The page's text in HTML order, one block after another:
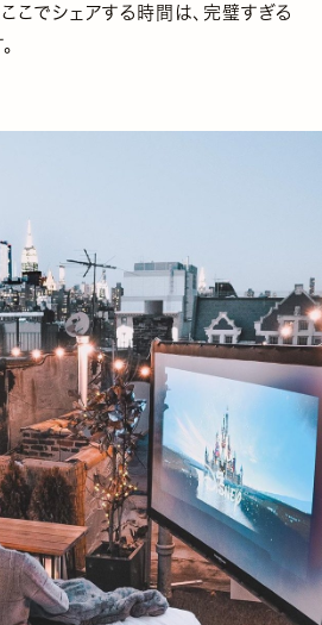
こでシェアする時間は、完璧すぎる